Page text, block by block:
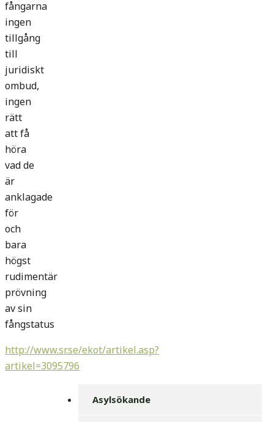
fångarna
ingen
tillgång
till
juridiskt
ombud,
ingen
rätt
att få
höra
vad de
är
anklagade
för
och
bara
högst
rudimentär
prövning
av sin
fångstatus
http://www.sr.se/ekot/artikel.asp?
artikel=3095796
Asylsökande